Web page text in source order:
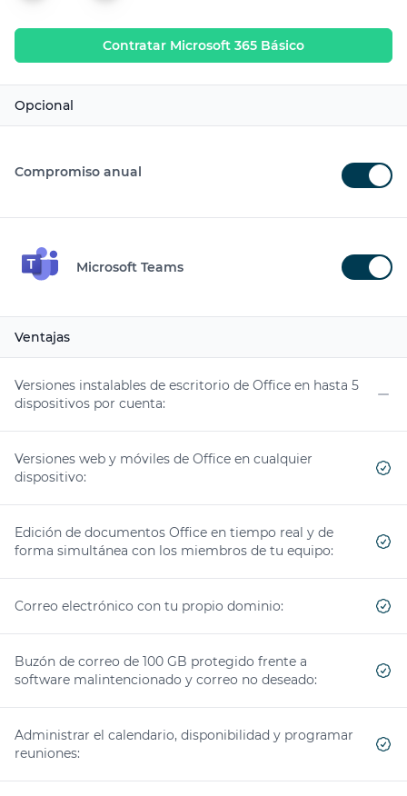
Contratar Microsoft 365 Básico
Opcional
Compromiso anual
Microsoft Teams
Ventajas
Versiones instalables de escritorio de Office en hasta 5
dispositivos por cuenta:
Versiones web y móviles de Office en cualquier
dispositivo:
Edición de documentos Office en tiempo real y de
forma simultánea con los miembros de tu equipo:
Correo electrónico con tu propio dominio:
Buzón de correo de 100 GB protegido frente a
software malintencionado y correo no deseado:
Administrar el calendario, disponibilidad y programar
reuniones: